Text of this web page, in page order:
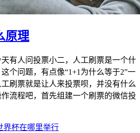
原理
有人问投票小二，人工刷票是一个什
个问题，有点像“1+1为什么等于2”一
刷票就是让人来投票呗，并没有什么
流程吧，首先组建一个刷票的微信投
界杯在哪里举行